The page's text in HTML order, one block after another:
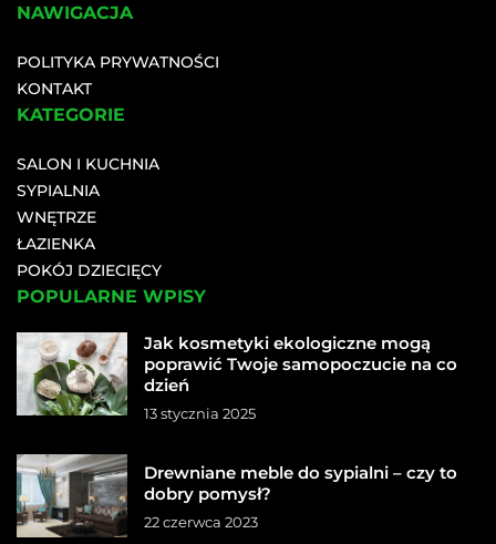
NAWIGACJA
POLITYKA PRYWATNOŚCI
KONTAKT
KATEGORIE
SALON I KUCHNIA
SYPIALNIA
WNĘTRZE
ŁAZIENKA
POKÓJ DZIECIĘCY
POPULARNE WPISY
Jak kosmetyki ekologiczne mogą
poprawić Twoje samopoczucie na co
dzień
13 stycznia 2025
Drewniane meble do sypialni – czy to
dobry pomysł?
22 czerwca 2023